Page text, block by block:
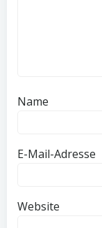
Name
E-Mail-Adresse
Website